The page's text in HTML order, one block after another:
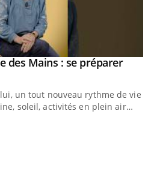
des Mains : se préparer
un tout nouveau rythme de vie !
soleil, activités en plein air…